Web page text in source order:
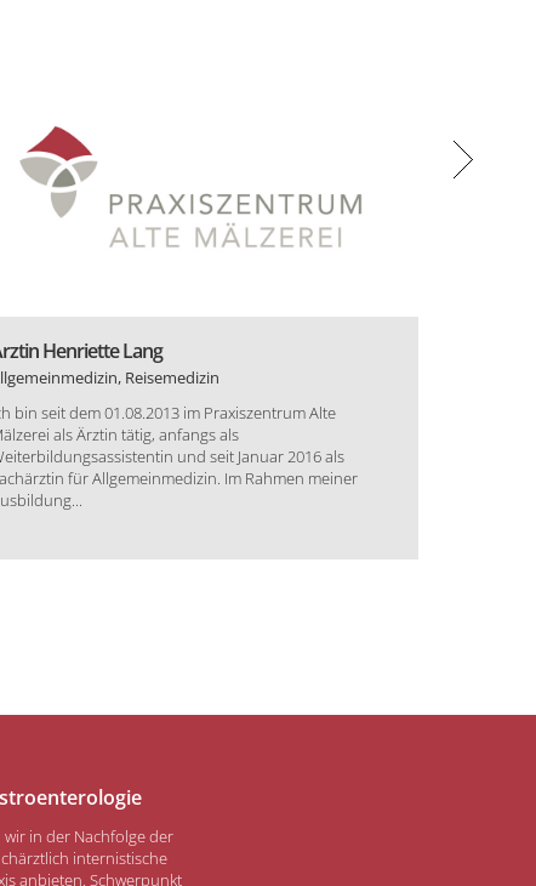
Henriette Lang
Reisemedizin
bin seit dem 01.08.2013 im Praxiszentrum Alte
als Ärztin tätig, anfangs als
und seit Januar 2016 als
für Allgemeinmedizin. Im Rahmen meiner
in der Nachfolge der
internistische
anbieten. Schwerpunkt